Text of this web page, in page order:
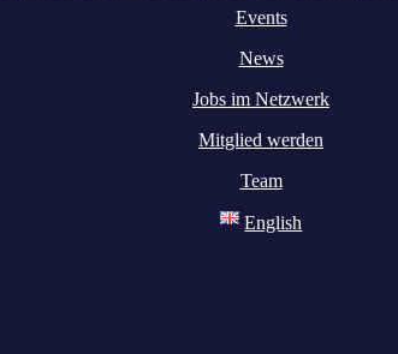
Events
News
Jobs im Netzwerk
Mitglied werden
Team
English